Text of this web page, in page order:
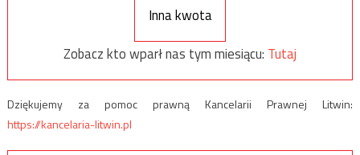
Inna kwota
Zobacz kto wparł nas tym miesiącu: Tutaj
Dziękujemy za pomoc prawną Kancelarii Prawnej Litwin:
https://kancelaria-litwin.pl